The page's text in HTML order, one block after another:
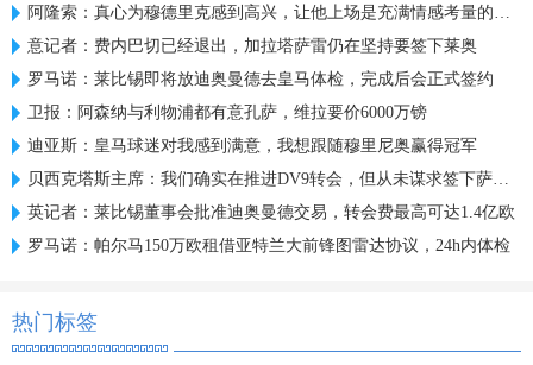
阿隆索：真心为穆德里克感到高兴，让他上场是充满情感考量的决定
意记者：费内巴切已经退出，加拉塔萨雷仍在坚持要签下莱奥
罗马诺：莱比锡即将放迪奥曼德去皇马体检，完成后会正式签约
卫报：阿森纳与利物浦都有意孔萨，维拉要价6000万镑
迪亚斯：皇马球迷对我感到满意，我想跟随穆里尼奥赢得冠军
贝西克塔斯主席：我们确实在推进DV9转会，但从未谋求签下萨拉赫
英记者：莱比锡董事会批准迪奥曼德交易，转会费最高可达1.4亿欧
罗马诺：帕尔马150万欧租借亚特兰大前锋图雷达协议，24h内体检
热门标签